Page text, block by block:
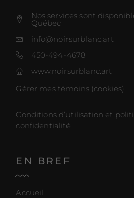
Nos services sont
Québec
info@noirsurblanc.art
450-494-4678
www.noirsurblanc.art
Gérer mes témoins (cookies)
Conditions d’utilisation et
confidentialité
EN BREF
Accueil